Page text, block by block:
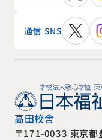
通信 SNS
高田校舎
〒171-0033 東京都